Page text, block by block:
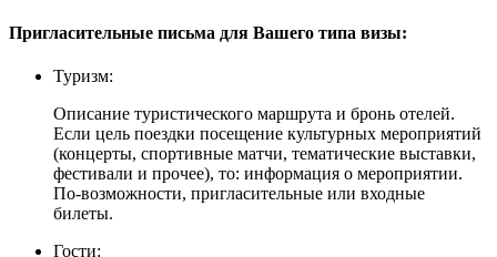
Пригласительные письма для Вашего типа визы:
Туризм:
Описание туристического маршрута и бронь отелей.
Если цель поездки посещение культурных мероприятий
(концерты, спортивные матчи, тематические выставки,
фестивали и прочее), то: информация о мероприятии.
По-возможности, пригласительные или входные
билеты.
Гости: